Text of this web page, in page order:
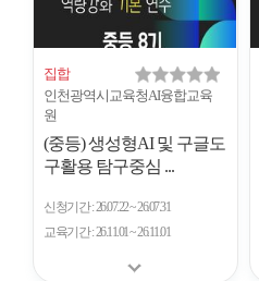
집합
인천광역시교육청AI융합교육
원
(중등) 생성형AI 및 구글도
구활용 탐구중심 ...
신청기간 26.07.22 ~ 26.07.31
교육기간 26.11.01 ~ 26.11.01